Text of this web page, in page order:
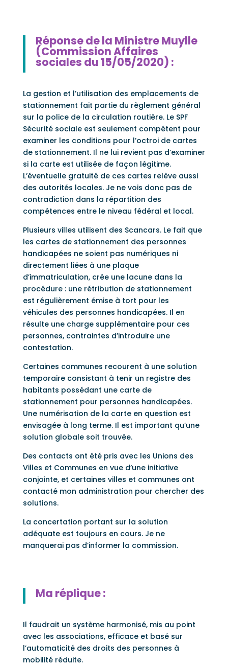
Réponse de la Ministre Muylle
(Commission Affaires
sociales du 15/05/2020) :
La gestion et l’utilisation des emplacements de
stationnement fait partie du règlement général
sur la police de la circulation routière. Le SPF
Sécurité sociale est seulement compétent pour
examiner les conditions pour l’octroi de cartes
de stationnement. Il ne lui revient pas d’examiner
si la carte est utilisée de façon légitime.
L’éventuelle gratuité de ces cartes relève aussi
des autorités locales. Je ne vois donc pas de
contradiction dans la répartition des
compétences entre le niveau fédéral et local.
Plusieurs villes utilisent des Scancars. Le fait que
les cartes de stationnement des personnes
handicapées ne soient pas numériques ni
directement liées à une plaque
d’immatriculation, crée une lacune dans la
procédure : une rétribution de stationnement
est régulièrement émise à tort pour les
véhicules des personnes handicapées. Il en
résulte une charge supplémentaire pour ces
personnes, contraintes d’introduire une
contestation.
Certaines communes recourent à une solution
temporaire consistant à tenir un registre des
habitants possédant une carte de
stationnement pour personnes handicapées.
Une numérisation de la carte en question est
envisagée à long terme. Il est important qu’une
solution globale soit trouvée.
Des contacts ont été pris avec les Unions des
Villes et Communes en vue d’une initiative
conjointe, et certaines villes et communes ont
contacté mon administration pour chercher des
solutions.
La concertation portant sur la solution
adéquate est toujours en cours. Je ne
manquerai pas d’informer la commission.
Ma réplique :
Il faudrait un système harmonisé, mis au point
avec les associations, efficace et basé sur
l’automaticité des droits des personnes à
mobilité réduite.